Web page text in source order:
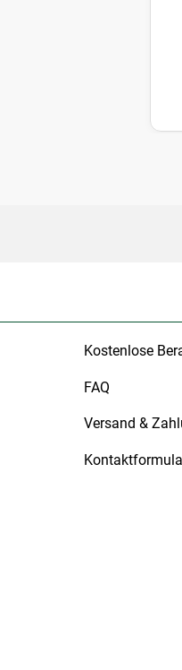
Kostenlose
FAQ
Versand &